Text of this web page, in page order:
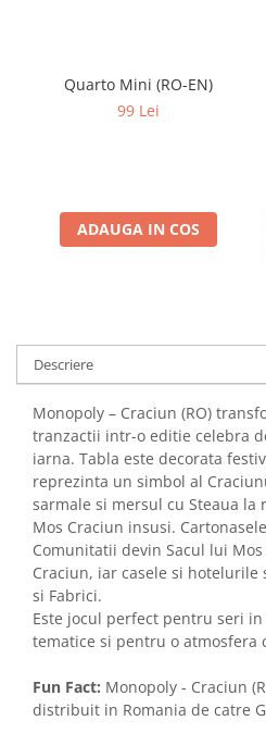
Quarto Mini (RO-EN)
99 Lei
ADAUGA IN COS
Descriere
Monopoly – Craciun (RO)
tranzactii intr-o editie celebra
iarna. Tabla este decorata
reprezinta un simbol al
sarmale si mersul cu Steaua
Mos Craciun insusi.
Comunitatii devin Sacul lui
Craciun, iar casele si
si Fabrici.
Este jocul perfect pentru seri
tematice si pentru o atmosfera
Fun Fact: Monopoly - Craciun
distribuit in Romania de catre